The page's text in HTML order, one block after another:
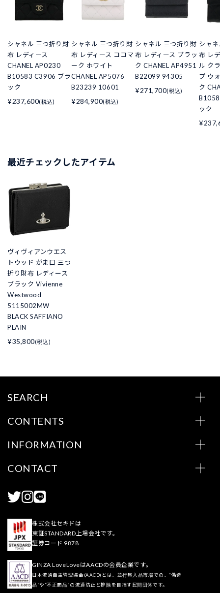
シャネル 三つ折り財
布 レディース
CHANEL AP0230
B10583 C3906 ブラ
ック
¥237,600(税込)
シャネル 三つ折り財
布 レディース ココマ
ーク ホワイト
CHANEL AP5076
B23239 10601
¥284,900(税込)
シャネル 三つ折り財
布 レディース ブラッ
ク CHANEL AP4951
B22099 94305
¥271,700(税込)
シャ
布 レ
ル ク
プ ウ
ク
ック
最近チェックしたアイテム
ヴィヴィアンウエス
トウッド がま口 三つ
折り財布 レディース
ブラック Vivienne
Westwood
5115002MW
BLACK SAFFIANO
PLAIN
¥35,800(税込)
SEARCH
CONTENTS
INFORMATION
CONTACT
株式会社セキドは
東証STANDARD上場会社です。
証券コード 9878
GINZA LoveLoveはAACDの会員企業です。
日本流通自主管理協会(AACD)とは、並行輸入品市場での、“偽造
品”や“不正商品”の流通防止と排除を目指す民間団体です。